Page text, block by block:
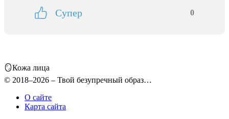
Супер 0
🪞Кожа лица
© 2018–2026 – Твой безупречный образ…
О сайте
Карта сайта